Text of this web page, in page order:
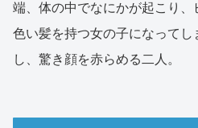
端、体の中でなにかが起こり
色い髪を持つ女の子になって
し、驚き顔を赤らめる二人。